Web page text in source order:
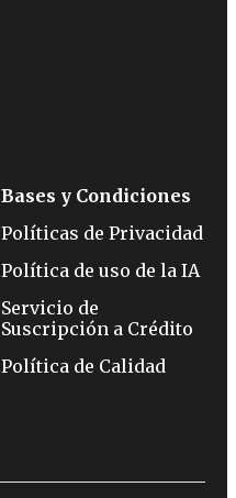
Bases y Condiciones
Políticas de Privacidad
Política de uso de la IA
Servicio de
Suscripción a Crédito
Política de Calidad